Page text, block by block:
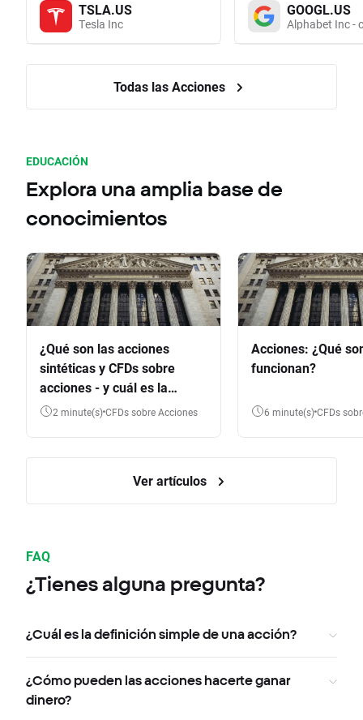
TSLA.US
Tesla Inc
GOOGL.US
Alphabet Inc -
Todas las Acciones
EDUCACIÓN
Explora una amplia base de
conocimientos
¿Qué son las acciones
sintéticas y CFDs sobre
acciones - y cuál es la
diferencia?
2 minute(s) CFDs sobre Acciones
Acciones: ¿Qué
funcionan?
6 minute(s) CFDs
Ver artículos
FAQ
¿Tienes alguna pregunta?
¿Cuál es la definición simple de una acción?
¿Cómo pueden las acciones hacerte ganar
dinero?